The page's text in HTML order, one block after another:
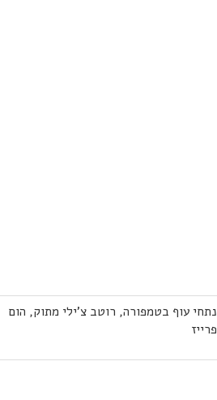
נתחי עוף בטמפורה, רוטב צ'ילי מתוק, הום
פרייז